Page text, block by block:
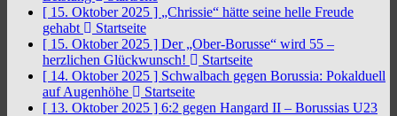
[ 15. Oktober 2025 ] „Chrissie“ hätte seine helle Freude
gehabt
Startseite
[ 15. Oktober 2025 ] Der „Ober-Borusse“ wird 55 –
herzlichen Glückwunsch!
Startseite
[ 14. Oktober 2025 ] Schwalbach gegen Borussia: Pokalduell
auf Augenhöhe
Startseite
[ 13. Oktober 2025 ] 6:2 gegen Hangard II – Borussias U23